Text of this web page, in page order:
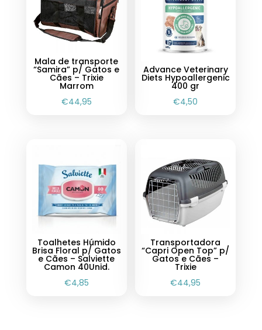
Mala de transporte
“Samira” p/ Gatos e
Cães – Trixie
Marrom
€44,95
Advance Veterinary
Diets Hypoallergenic
400 gr
€4,50
Toalhetes Húmido
Brisa Floral p/ Gatos
e Cães – Salviette
Camon 40Unid.
€4,85
Transportadora
“Capri Open Top” p/
Gatos e Cães –
Trixie
€44,95